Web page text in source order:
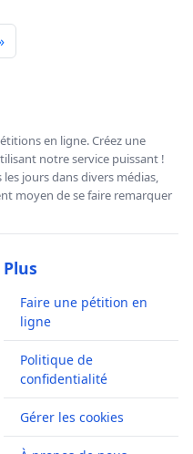
en ligne. Créez une
notre service puissant !
jours dans divers médias,
moyen de se faire remarquer
Plus
Faire une pétition en
ligne
Politique de
confidentialité
Gérer les cookies